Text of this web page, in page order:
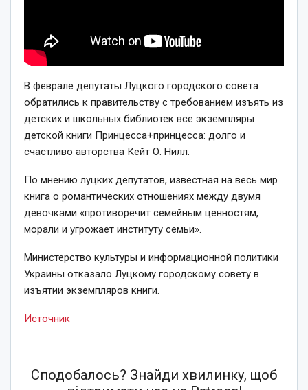
В феврале депутаты Луцкого городского совета
обратились к правительству с требованием изъять из
детских и школьных библиотек все экземпляры
детской книги Принцесса+принцесса: долго и
счастливо авторства Кейт О. Нилл.
По мнению луцких депутатов, известная на весь мир
книга о романтических отношениях между двумя
девочками «противоречит семейным ценностям,
морали и угрожает институту семьи».
Министерство культуры и информационной политики
Украины отказало Луцкому городскому совету в
изъятии экземпляров книги.
Источник
Сподобалось? Знайди хвилинку, щоб